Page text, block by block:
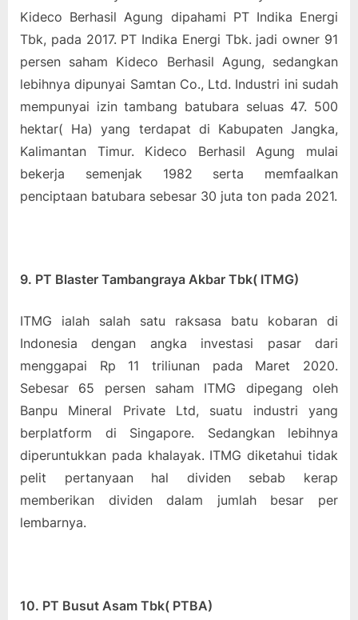
Kideco Berhasil Agung dipahami PT Indika Energi
Tbk, pada 2017. PT Indika Energi Tbk. jadi owner 91
persen saham Kideco Berhasil Agung, sedangkan
lebihnya dipunyai Samtan Co., Ltd. Industri ini sudah
mempunyai izin tambang batubara seluas 47. 500
hektar( Ha) yang terdapat di Kabupaten Jangka,
Kalimantan Timur. Kideco Berhasil Agung mulai
bekerja semenjak 1982 serta memfaalkan
penciptaan batubara sebesar 30 juta ton pada 2021.
9. PT Blaster Tambangraya Akbar Tbk( ITMG)
ITMG ialah salah satu raksasa batu kobaran di
Indonesia dengan angka investasi pasar dari
menggapai Rp 11 triliunan pada Maret 2020.
Sebesar 65 persen saham ITMG dipegang oleh
Banpu Mineral Private Ltd, suatu industri yang
berplatform di Singapore. Sedangkan lebihnya
diperuntukkan pada khalayak. ITMG diketahui tidak
pelit pertanyaan hal dividen sebab kerap
memberikan dividen dalam jumlah besar per
lembarnya.
10. PT Busut Asam Tbk( PTBA)